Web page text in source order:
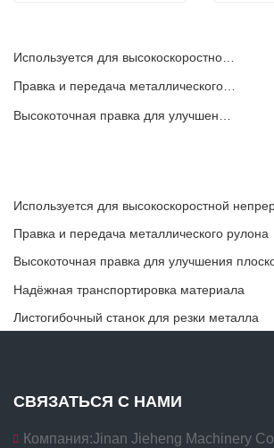
Правка и передача металлического рулона
Правка и передача металлического рулона
Высокоточная правка для улучшения
Надёжная транспортировка материала
Листогибочный станок для резки металла
СВЯЗАТЬСЯ С НАМИ
Компания:Jinan Jieheng Machinery